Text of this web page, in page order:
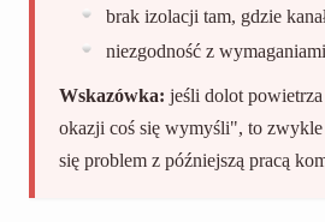
brak izolacji tam, gdzie
niezgodność z
Wskazówka: jeśli dolot
okazji coś się wymyśli", to zwykle
się problem z późniejszą pracą